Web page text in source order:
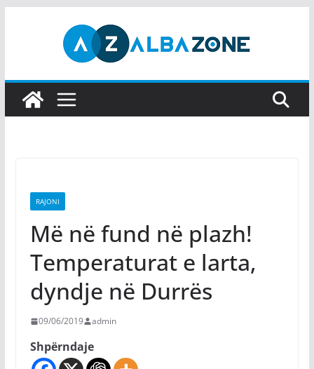
RAJONI
Më në fund në plazh!
Temperaturat e larta,
dyndje në Durrës
09/06/2019 admin
Shpërndaje